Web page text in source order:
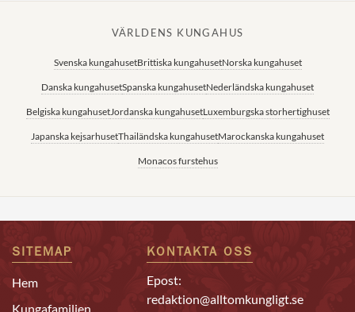
VÄRLDENS KUNGAHUS
Svenska kungahusetBrittiska kungahusetNorska kungahuset
Danska kungahusetSpanska kungahusetNederländska kungahuset
Belgiska kungahusetJordanska kungahusetLuxemburgska storhertighuset
Japanska kejsarhusetThailändska kungahusetMarockanska kungahuset
Monacos furstehus
SITEMAP
Hem
Kungafamiljen
KONTAKTA OSS
Epost:
redaktion@alltomkungligt.se